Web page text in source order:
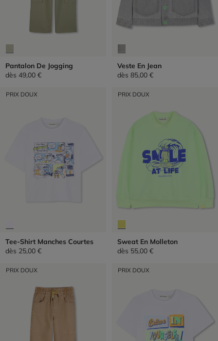
Pantalon De Jogging
dès 49,00 €
Veste En Jean
dès 85,00 €
PRIX DOUX
Tee-Shirt Manches Courtes
dès 25,00 €
PRIX DOUX
Sweat En Molleton
dès 55,00 €
PRIX DOUX PRIX DOUX